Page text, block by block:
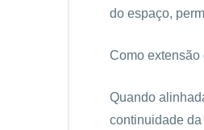
do espaço,
Como extensão
Quando
continuidade